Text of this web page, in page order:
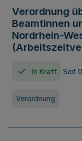
Verordnung
Beamtinnen
Nordrhein-
In Kraft Seit
Verordnung